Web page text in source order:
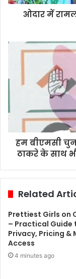
ओदार में
हम बीएमसी
ठाकरे के साथ
Related
Prettiest Girls on
– Practical Guide
Privacy, Pricing &
Access
4 minutes ago